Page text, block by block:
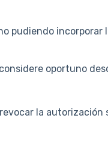
pudiendo incorporar
oportuno
la